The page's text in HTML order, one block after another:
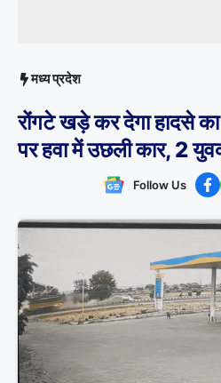
मध्य प्रदेश
रोंगटे खड़े कर देगा हादसे
पर हवा में उछली कार, 2
Follow Us